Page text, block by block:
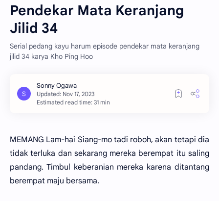
Pendekar Mata Keranjang
Jilid 34
Serial pedang kayu harum episode pendekar mata keranjang
jilid 34 karya Kho Ping Hoo
Estimated read time: 31 min
MEMANG Lam-hai Siang-mo tadi roboh, akan tetapi dia
tidak terluka dan sekarang mereka berempat itu saling
pandang. Timbul keberanian mereka karena ditantang
berempat maju bersama.